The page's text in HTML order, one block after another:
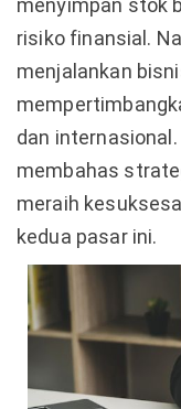
menyimpan stok
risiko finansial.
menjalankan
dan
membahas
meraih
kedua pasar ini.